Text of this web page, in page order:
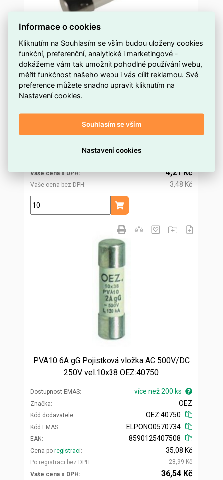
CF520310 Pojistka 5x20 sklo F 10A OMEGA
Dostupnost EMAS více než 500 ks
Kód dodavatele
1006956
ELPOVA0442880
2049994032909
Vaše cena s DPH
Vaše cena bez DPH
4,21 Kč
3,48 Kč
ks
Přidat do košíku
PVA10 6A gG Pojistková vložka AC 500V/DC
250V vel.10x38 OEZ:40750
Dostupnost EMAS více než 200 ks
Značka
Kód dodavatele
OEZ
OEZ:40750
Kód EMAS
EAN
ELPONO0570734
8590125407508
Cena po registraci
Po registraci bez DPH
35,08 Kč
28,99 Kč
Vaše cena s DPH
36,54 Kč
Informace o cookies
Kliknutím na Souhlasím se vším budou uloženy cookies
funkční, preferenční, analytické i marketingové -
dokážeme vám tak umožnit pohodlné používání webu,
měřit funkčnost našeho webu i vás cílit reklamou. Své
preference můžete snadno upravit kliknutím na
Nastavení cookies.
Souhlasím se vším
Nastavení cookies